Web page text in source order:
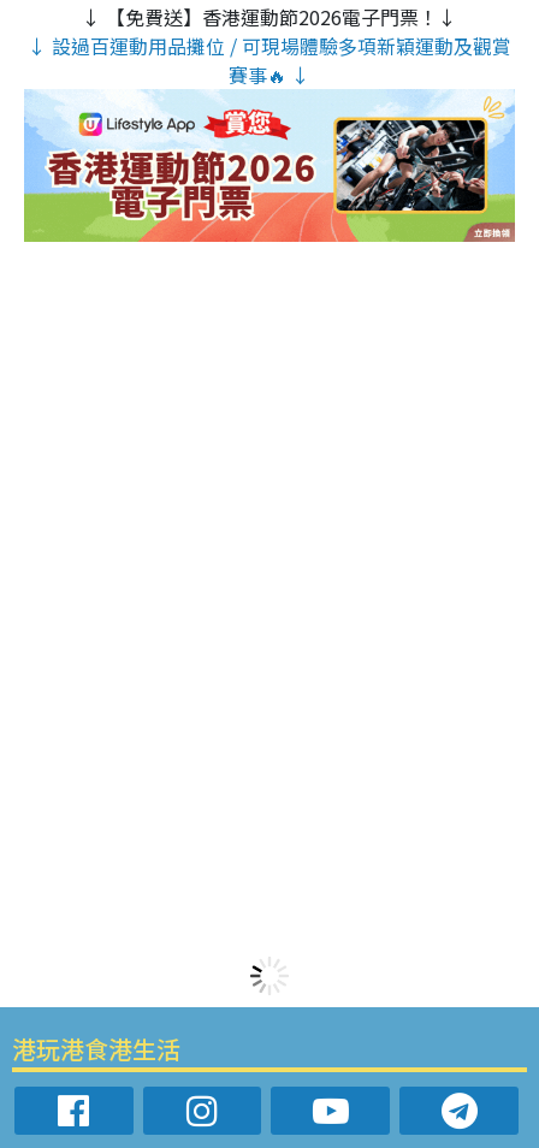
↓ 【免費送】香港運動節2026電子門票！↓
↓ 設過百運動用品攤位 / 可現場體驗多項新穎運動及觀賞
賽事🔥 ↓
港玩港食港生活